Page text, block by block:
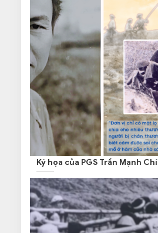
Ký họa của PGS Trần Mạnh Chí